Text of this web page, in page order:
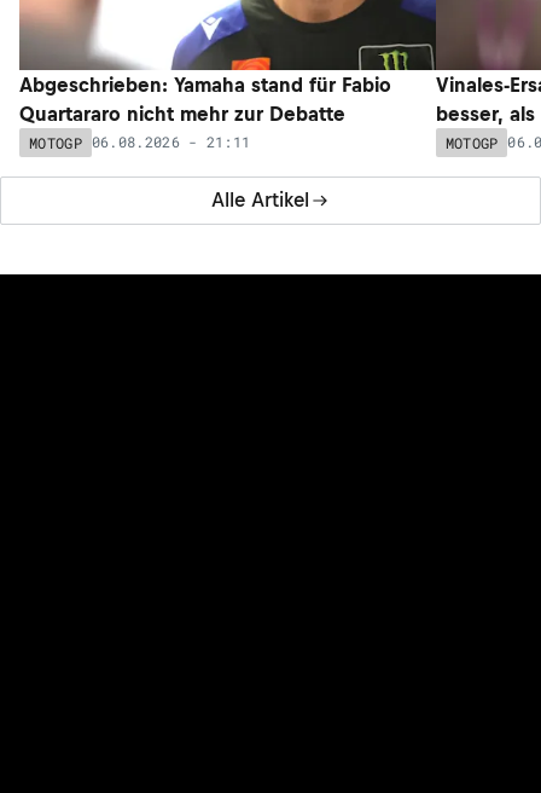
Alle Artikel
Abgeschrieben: Yamaha stand für Fabio
Quartararo nicht mehr zur Debatte
MOTOGP 06.08.2026 - 21:11
Vinales-
besser,
MOTOGP